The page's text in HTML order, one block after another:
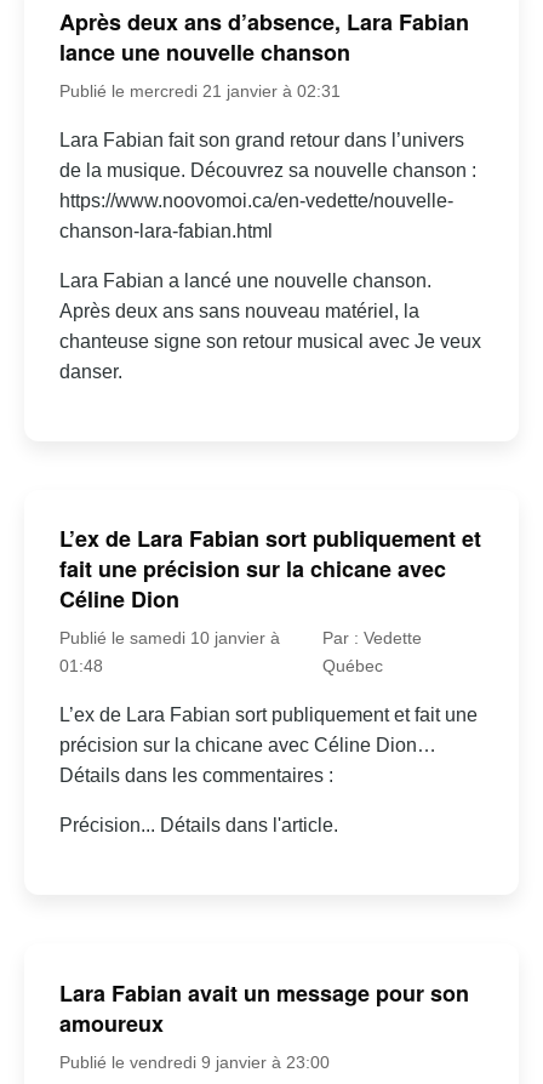
Après deux ans d’absence, Lara Fabian
lance une nouvelle chanson
Publié le mercredi 21 janvier à 02:31
Lara Fabian fait son grand retour dans l’univers
de la musique. Découvrez sa nouvelle chanson :
https://www.noovomoi.ca/en-vedette/nouvelle-
chanson-lara-fabian.html
Lara Fabian a lancé une nouvelle chanson.
Après deux ans sans nouveau matériel, la
chanteuse signe son retour musical avec Je veux
danser.
L’ex de Lara Fabian sort publiquement et
fait une précision sur la chicane avec
Céline Dion
Publié le samedi 10 janvier à
01:48
Par : Vedette
Québec
L’ex de Lara Fabian sort publiquement et fait une
précision sur la chicane avec Céline Dion…
Détails dans les commentaires :
Précision... Détails dans l'article.
Lara Fabian avait un message pour son
amoureux
Publié le vendredi 9 janvier à 23:00